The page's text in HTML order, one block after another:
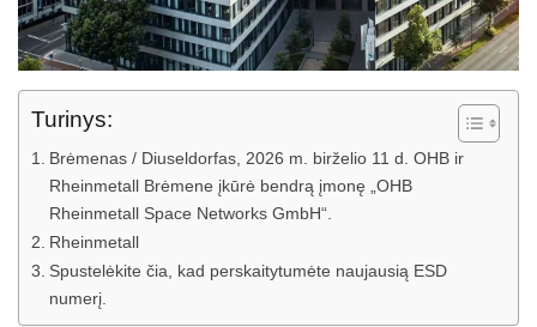
Turinys:
Brėmenas / Diuseldorfas, 2026 m. birželio 11 d. OHB ir
Rheinmetall Brėmene įkūrė bendrą įmonę „OHB
Rheinmetall Space Networks GmbH“.
Rheinmetall
Spustelėkite čia, kad perskaitytumėte naujausią ESD
numerį.